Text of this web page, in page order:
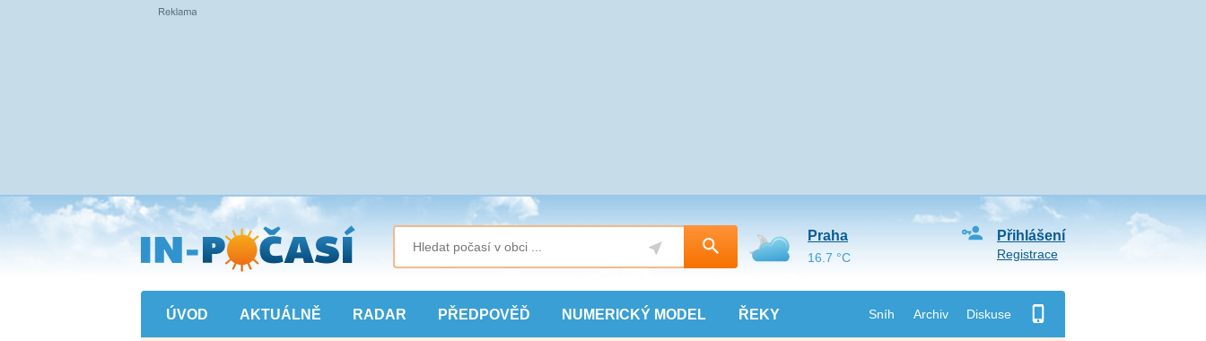
Přejít
na
hlavní
obsah
ÚVOD AKTUÁLNĚ RADAR PŘEDPOVĚĎ NUMERICKÝ MODEL ŘEKY Sníh Archiv Diskuse
Přihlášení
Registrace
Praha
16.7 °C